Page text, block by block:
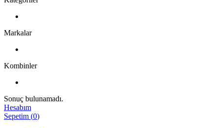
Markalar
Kombinler
Sonuç bulunamadı.
Hesabım
Sepetim (0)